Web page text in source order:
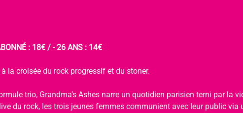
: 18€ / - 26 ANS : 14€
la croisée du rock progressif et du stoner.
trio, Grandma’s Ashes narre un quotidien parisien terni par la
live du rock, les trois jeunes femmes communient avec leur public